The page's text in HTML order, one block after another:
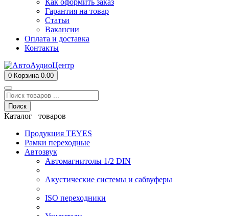
Как оформить заказ
Гарантия на товар
Статьи
Вакансии
Оплата и доставка
Контакты
0 Корзина 0.00
Поиск
Каталог товаров
Продукция TEYES
Рамки переходные
Автозвук
Автомагнитолы 1/2 DIN
Акустические системы и сабвуферы
ISO переходники